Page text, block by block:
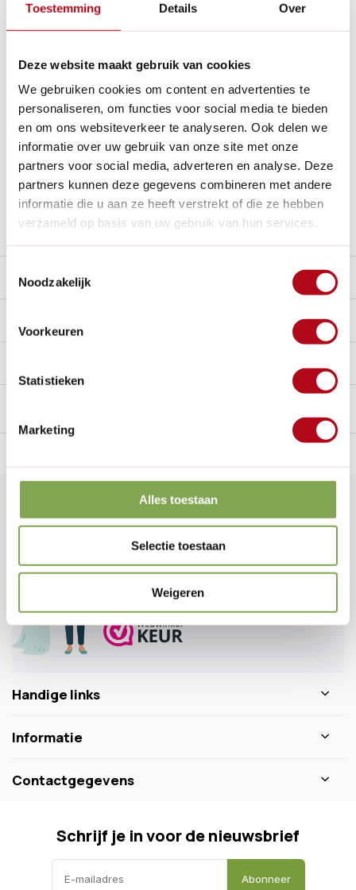
Toestemming Details Over
Deze website maakt gebruik van cookies
We gebruiken cookies om content en advertenties te
personaliseren, om functies voor social media te bieden
en om ons websiteverkeer te analyseren. Ook delen we
informatie over uw gebruik van onze site met onze
partners voor social media, adverteren en analyse. Deze
partners kunnen deze gegevens combineren met andere
informatie die u aan ze heeft verstrekt of die ze hebben
verzameld op basis van uw gebruik van hun services.
Noodzakelijk
Voorkeuren
Statistieken
Marketing
Alles toestaan
Selectie toestaan
Weigeren
Onze vogels genieten van een sappige appel en met deze
unieke voeder worden ze op elegante wijze bediend. Een
tuinbezoekers.
Betaal achteraf met Riverty.
Gratis verzenden vanaf € 60 in België en Nederland.*
14 dagen bedenktijd
Al28 jaarde tuinspecialist voor tuinliefhebbers
Nieuw:Haal je bestelling in Wilnis bij ons op!
Stel een vraag over dit product
Beschrijving
Klantenservice
0346 218 111
info@dewiltfang.nl
+31 640511932
Handige links
Informatie
Contactgegevens
Schrijf je in voor de nieuwsbrief
Abonneer